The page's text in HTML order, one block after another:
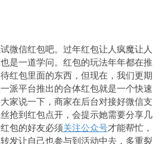
试微信红包吧。过年红包让人疯魔让人
是一道学问。红包的玩法年年都在推
红包里面的东西，但现在，我们更期
派平台推出的合体红包就是一个快速
家说一下，商家在后台对接好微信支
抢到红包点开，会提示她需要分享几
包的好友必须关注公众号才能帮忙，
发让自己也参与到活动中去，多重裂